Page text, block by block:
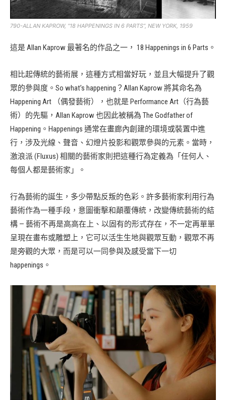
790-ALLAN KAPROW, “18 HAPPENINGS IN 6 PARTS”, NEW YORK, 1959
這是 Allan Kaprow 最著名的作品之一， 18 Happenings in 6 Parts。
相比起傳統的藝術展，這種方式相當好玩，並且大幅提升了觀
眾的參與度。So what’s happening？Allan Kaprow 將其命名為
Happening Art （偶發藝術），也就是 Performance Art（行為藝
術）的先驅，Allan Kaprow 也因此被稱為 The Godfather of
Happening。Happenings 通常在畫廊內創建的環境或裝置中進
行，涉及光線、聲音、幻燈片投影和觀眾參與的元素。當時，
激浪派 (Fluxus) 相關的藝術家則把這種行為定義為「任何人、
每個人都是藝術家」。
行為藝術的誕生，多少帶點反叛的色彩。許多藝術家利用行為
藝術作為一種手段，意圖衝擊和顛覆傳統，改變傳統藝術的結
構 — 藝術不再是高高在上、以固有的形式存在，不一定再單單
呈現在畫布或雕塑上，它可以活生生地與觀眾互動，觀眾不再
是旁觀的大眾，而是可以一同參與及感受當下一切
happenings。